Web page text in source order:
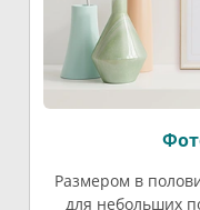
Размером в
для небольших